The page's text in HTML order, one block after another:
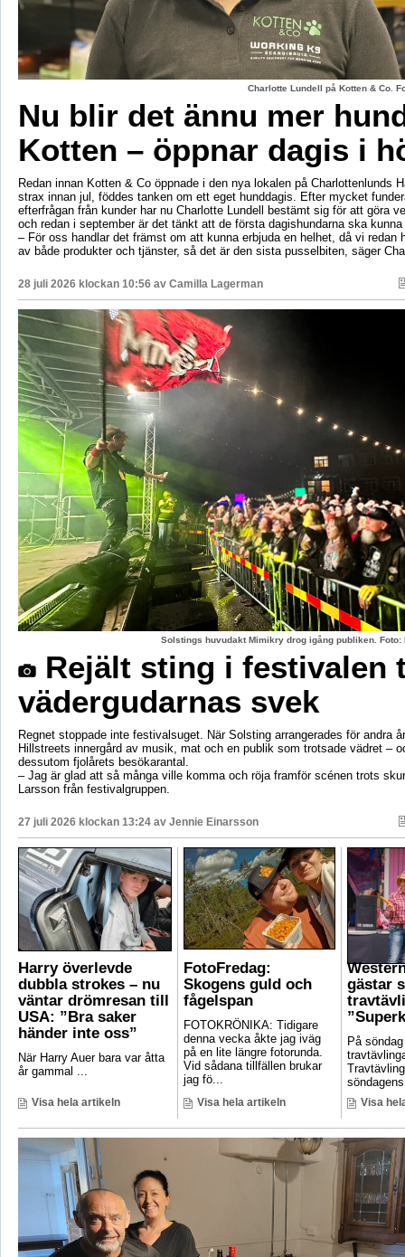
Charlotte Lundell på Kotten & Co.
Nu blir det ännu mer
Kotten – öppnar dagis i
Redan innan Kotten & Co öppnade i den nya lokalen på Charlottenlunds
strax innan jul, föddes tanken om ett eget hunddagis. Efter mycket
efterfrågan från kunder har nu Charlotte Lundell bestämt sig för att göra
och redan i september är det tänkt att de första dagishundarna ska
– För oss handlar det främst om att kunna erbjuda en helhet, då vi redan
av både produkter och tjänster, så det är den sista pusselbiten, säger
28 juli 2026 klockan 10:56 av Camilla Lagerman
Solstings huvudakt Mimikry drog igång publiken.
Rejält sting i festivalen
vädergudarnas svek
Regnet stoppade inte festivalsuget. När Solsting arrangerades för andra
Hillstreets innergård av musik, mat och en publik som trotsade vädret –
dessutom fjolårets besökarantal.
– Jag är glad att så många ville komma och röja framför scénen trots
Larsson från festivalgruppen.
27 juli 2026 klockan 13:24 av Jennie Einarsson
Harry överlevde
dubbla strokes – nu
väntar drömresan till
USA: ”Bra saker
händer inte oss”
När Harry Auer bara var åtta
år gammal ...
Visa hela artikeln
FotoFredag:
Skogens guld och
fågelspan
FOTOKRÖNIKA: Tidigare
denna vecka åkte jag iväg
på en lite längre fotorunda.
Vid sådana tillfällen brukar
jag fö...
Visa hela artikeln
gästar
På
Visa